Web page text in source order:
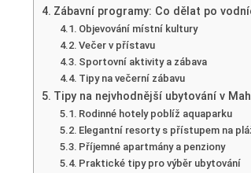
Zábavní programy: Co dělat po
Objevování místní kultury
Večer v přístavu
Sportovní aktivity a zábava
Tipy na večerní zábavu
Tipy na nejvhodnější ubytování v
Rodinné hotely poblíž aquaparku
Elegantní resorty s přístupem na
Příjemné apartmány a penziony
Praktické tipy pro výběr ubytování